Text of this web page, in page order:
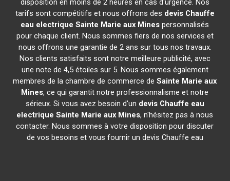
disposition en moins de 2 heures en cas d'urgence. Nos
tarifs sont compétitifs et nous offrons des devis Chauffe
eau electrique Sainte Marie aux Mines personnalisés
pour chaque client. Nous sommes fiers de nos services et
nous offrons une garantie de 2 ans sur tous nos travaux.
Nos clients satisfaits sont notre meilleure publicité, avec
une note de 4,5 étoiles sur 5. Nous sommes également
membres de la chambre de commerce deSainte Marie aux
Mines, ce qui garantit notre professionnalisme et notre
sérieux. Si vous avez besoin d'un devis Chauffe eau
electrique Sainte Marie aux Mines, n'hésitez pas à nous
contacter. Nous sommes à votre disposition pour discuter
de vos besoins et vous fournir un devis Chauffe eau